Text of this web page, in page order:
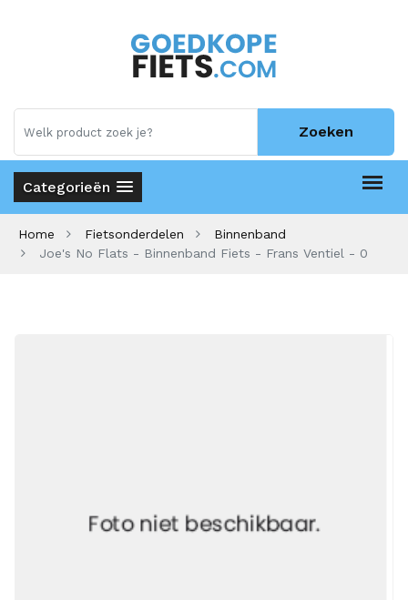
Zoeken
Categorieën
Home Fietsonderdelen
Binnenband
Joe's No Flats - Binnenband Fiets - Frans Ventiel - 0